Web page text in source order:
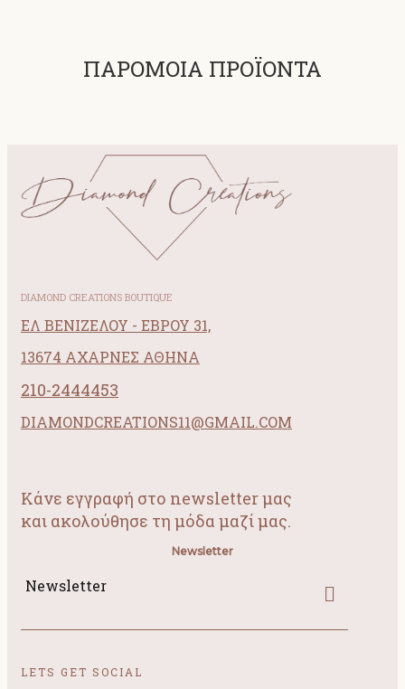
ΠΑΡΟΜΟΙΑ ΠΡΟΪΟΝΤΑ
DIAMOND CREATIONS BOUTIQUE
ΕΛ ΒΕΝΙΖΕΛΟΥ - ΕΒΡΟΥ 31,
13674 ΑΧΑΡΝΕΣ ΑΘΗΝΑ
210-2444453
DIAMONDCREATIONS11@GMAIL.COM
Κάνε εγγραφή στο newsletter μας
και ακολούθησε τη μόδα μαζί μας.
Newsletter
Newsletter
LETS GET SOCIAL